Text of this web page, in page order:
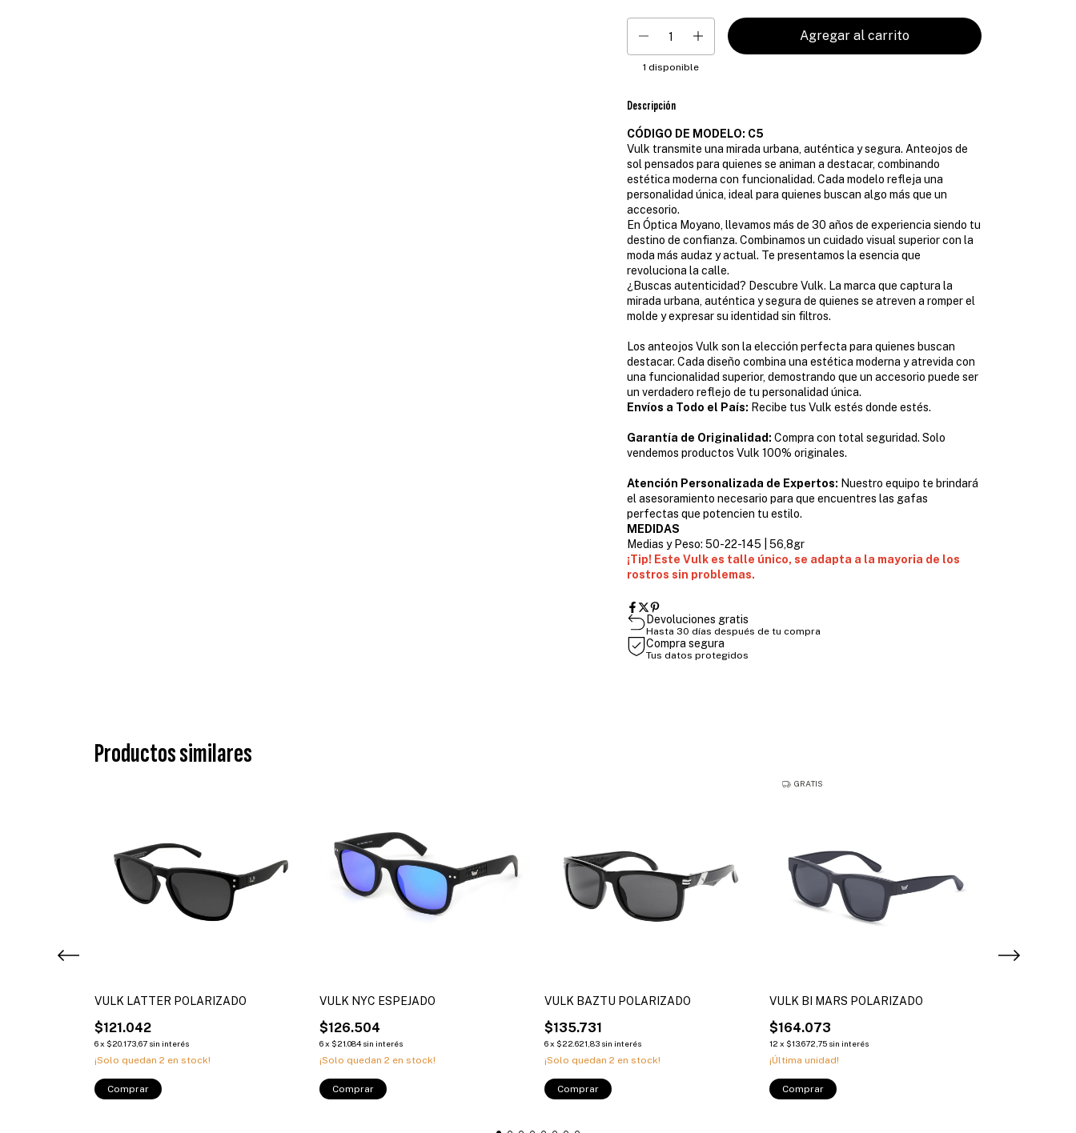
1 disponible
Descripción
CÓDIGO DE MODELO: C5
Vulk transmite una mirada urbana, auténtica y segura. Anteojos de
sol pensados para quienes se animan a destacar, combinando
estética moderna con funcionalidad. Cada modelo refleja una
personalidad única, ideal para quienes buscan algo más que un
accesorio.
En Óptica Moyano, llevamos más de 30 años de experiencia siendo tu
destino de confianza. Combinamos un cuidado visual superior con la
moda más audaz y actual. Te presentamos la esencia que
revoluciona la calle.
¿Buscas autenticidad? Descubre Vulk. La marca que captura la
mirada urbana, auténtica y segura de quienes se atreven a romper el
molde y expresar su identidad sin filtros.
Los anteojos Vulk son la elección perfecta para quienes buscan
destacar. Cada diseño combina una estética moderna y atrevida con
una funcionalidad superior, demostrando que un accesorio puede ser
un verdadero reflejo de tu personalidad única.
Envíos a Todo el País: Recibe tus Vulk estés donde estés.
Garantía de Originalidad: Compra con total seguridad. Solo
vendemos productos Vulk 100% originales.
Atención Personalizada de Expertos: Nuestro equipo te brindará
el asesoramiento necesario para que encuentres las gafas
perfectas que potencien tu estilo.
MEDIDAS
Medias y Peso: 50-22-145 | 56,8gr
¡Tip! Este Vulk es talle único, se adapta a la mayoria de los
rostros sin problemas.
Devoluciones gratis
Hasta 30 días después de tu compra
Compra segura
Tus datos protegidos
Productos similares
VULK LATTER POLARIZADO
$121.042
6x $20.173,67 sin interés
¡Solo quedan 2 en stock!
Comprar
VULK NYC ESPEJADO
$126.504
6x $21.084 sin interés
¡Solo quedan 2 en stock!
Comprar
VULK BAZTU POLARIZADO
$135.731
6x $22.621,83 sin interés
¡Solo quedan 2 en stock!
Comprar
GRATIS
VULK BI MARS POLARIZADO
$164.073
12 x $13.672,75 sin interés
¡Última unidad!
Comprar